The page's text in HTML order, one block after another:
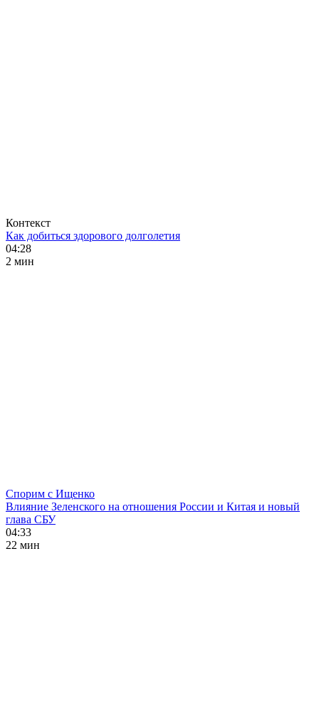
Контекст
Как добиться здорового долголетия
04:28
2 мин
Спорим с Ищенко
Влияние Зеленского на отношения России и Китая и новый
глава СБУ
04:33
22 мин